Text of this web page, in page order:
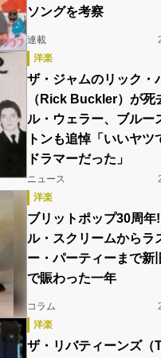
ソングを考察
連載
洋楽
ザ・ジャムのリック・
（Rick Buckler）が
ル・ウェラー、ブルー
トンも追悼「いいヤツ
ドラマーだった」
ニュース
洋楽
ブリットポップ30周
ル・スクリームからラ
ー・パーティーまで新
で賑わった一年
コラム
洋楽
ザ・リバティーンズ（